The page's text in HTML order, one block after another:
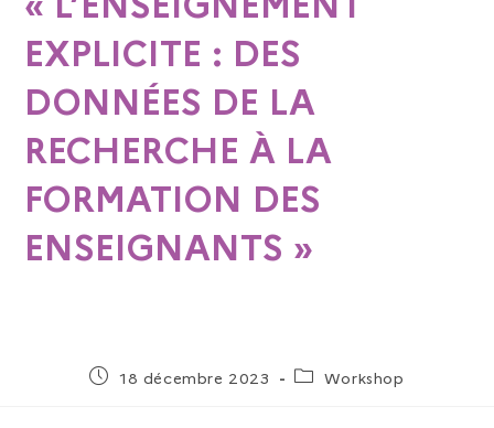
EXPLICITE : DES
DONNÉES DE LA
RECHERCHE À LA
FORMATION DES
ENSEIGNANTS »
18 décembre 2023 Workshop